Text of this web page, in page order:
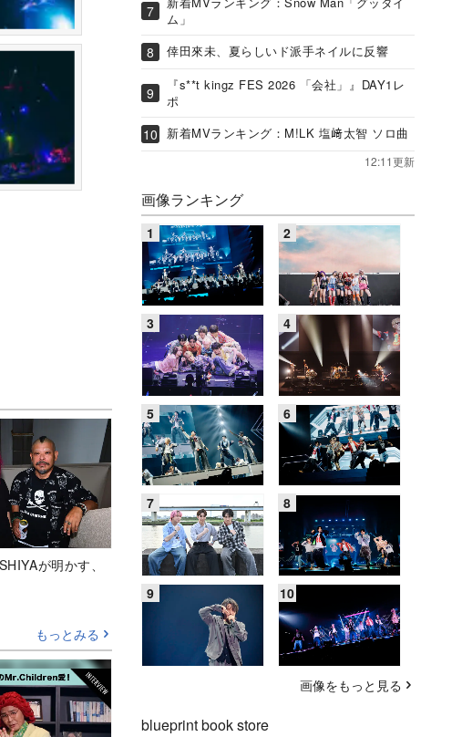
が明かす、
もっとみる
ム」
倖田來未、夏らしいド派手ネイルに反響
『s**t kingz FES 2026 「会社」』DAY1レ
ポ
新着MVランキング：M!LK 塩﨑太智 ソロ曲
12:11更新
画像ランキング
画像をもっと見る
blueprint book store